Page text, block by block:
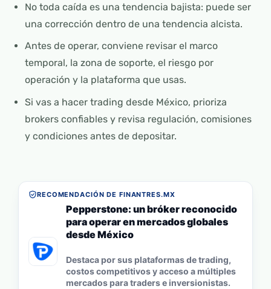
No toda caída es una tendencia bajista: puede ser
una corrección dentro de una tendencia alcista.
Antes de operar, conviene revisar el marco
temporal, la zona de soporte, el riesgo por
operación y la plataforma que usas.
Si vas a hacer trading desde México, prioriza
brokers confiables y revisa regulación, comisiones
y condiciones antes de depositar.
RECOMENDACIÓN DE FINANTRES.MX
Pepperstone: un bróker reconocido
para operar en mercados globales
desde México
Destaca por sus plataformas de trading,
costos competitivos y acceso a múltiples
mercados para traders e inversionistas.